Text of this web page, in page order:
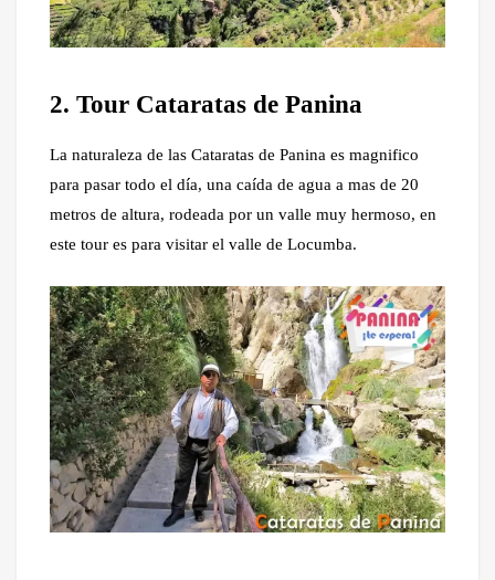
2. Tour Cataratas de Panina
La naturaleza de las Cataratas de Panina es magnifico
para pasar todo el día, una caída de agua a mas de 20
metros de altura, rodeada por un valle muy hermoso, en
este tour es para visitar el valle de Locumba.